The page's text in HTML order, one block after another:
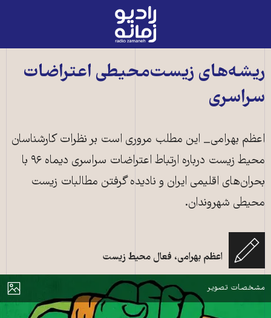
رادیو
زمانه
صفحه
ریشه‌های زیست‌محیطی اعتراضات
سراسری
اعظم بهرامی_ این مطلب مروری است بر نظرات کارشناسان
محیط زیست درباره ارتباط اعتراضات سراسری دیماه ۹۶ با
بحران‌های اقلیمی ایران و نادیده گرفتن مطالبات زیست
محیطی شهروندان.
اعظم بهرامی، فعال محیط زیست
نمایش
مشخصات تصویر
آیا آموختن سیاست ورزی چاره بن بست فعالیت محیط زیستی در ایران است؟